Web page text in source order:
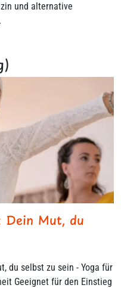
und alternative
Dein Mut, du
du selbst zu sein - Yoga für
Geeignet für den Einstieg